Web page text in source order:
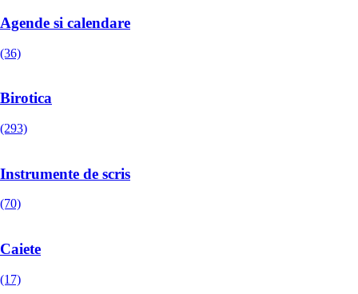
Agende si calendare
(36)
Birotica
(293)
Instrumente de scris
(70)
Caiete
(17)